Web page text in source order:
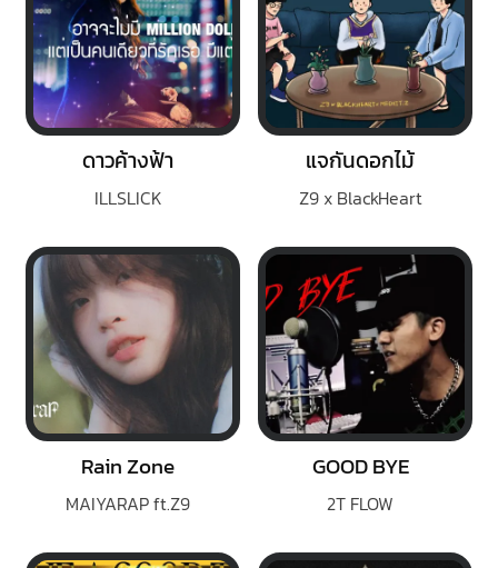
ดาวค้างฟ้า
ILLSLICK
แจกันดอกไม้
Z9 x BlackHeart
Rain Zone
MAIYARAP ft.Z9
GOOD BYE
2T FLOW